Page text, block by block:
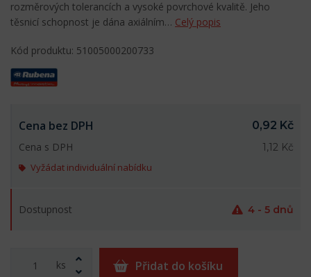
rozměrových tolerancích a vysoké povrchové kvalitě. Jeho
těsnicí schopnost je dána axiálním… Celý popis
Kód produktu: 51005000200733
Cena bez DPH
0,92 Kč
Cena s DPH
1,12 Kč
Vyžádat individuální nabídku
Dostupnost 4 - 5 dnů
ks Přidat do košíku